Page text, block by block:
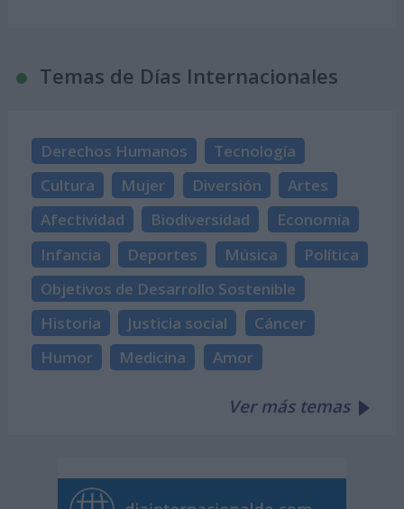
Temas de Días Internacionales
Derechos Humanos
Tecnología
Cultura
Mujer Diversión
Artes
Afectividad
Biodiversidad
Economía
Infancia
Deportes Música
Política
Objetivos de Desarrollo Sostenible
Historia
Justicia social
Cáncer
Humor
Medicina Amor
Ver más temas